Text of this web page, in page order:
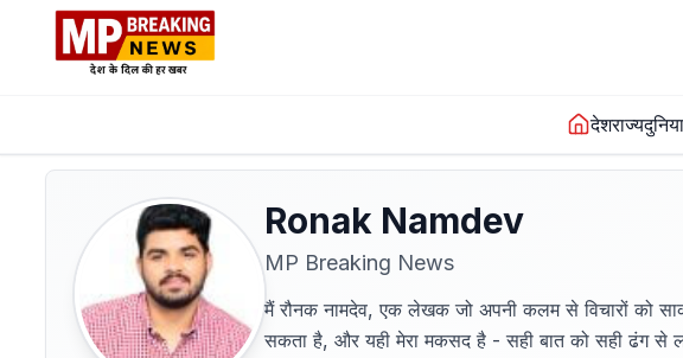
देशराज्यदुनिया
Ronak Namdev
MP Breaking News
मैं रौनक नामदेव, एक लेखक जो अपनी कलम से विचारों को
सकता है, और यही मेरा मकसद है - सही बात को सही ढंग से